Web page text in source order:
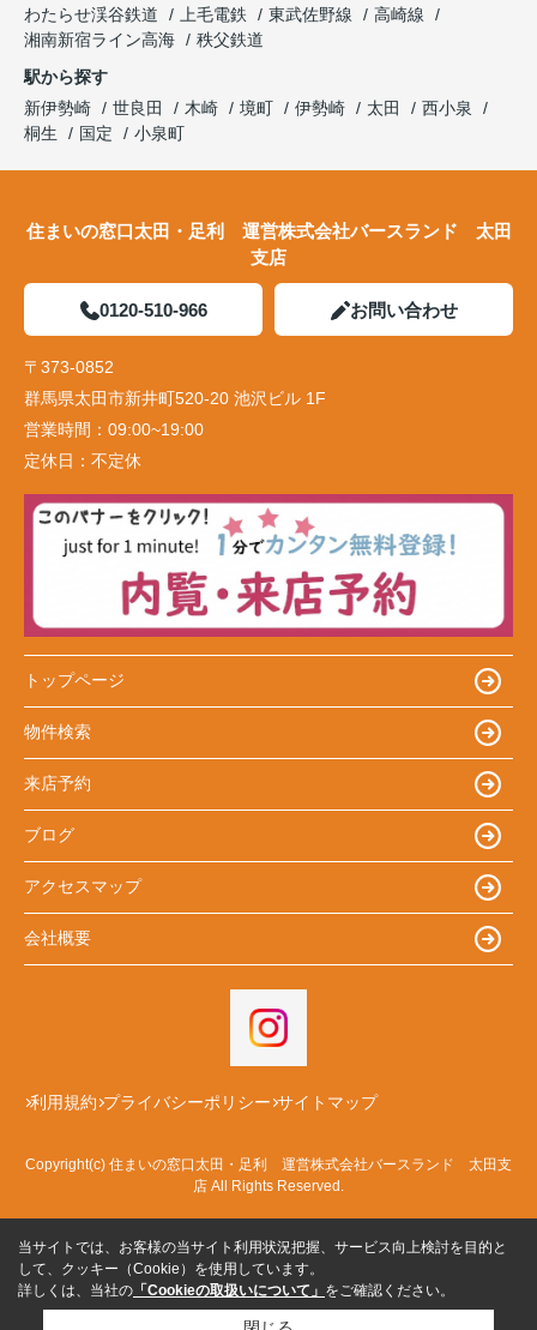
わたらせ渓谷鉄道
上毛電鉄 東武佐野線
高崎線
湘南新宿ライン高海
秩父鉄道
駅から探す
新伊勢崎
世良田 木崎 境町 伊勢崎 太田
西小泉
桐生
国定 小泉町
住まいの窓口太田・足利 運営株式会社バースランド 太田
支店
0120-510-966 お問い合わせ
〒373-0852
群馬県太田市新井町520-20 池沢ビル 1F
営業時間： 09:00~19:00
定休日： 不定休
トップページ
物件検索
来店予約
ブログ
アクセスマップ
会社概要
利用規約 プライバシーポリシー サイトマップ
Copyright(c) 住まいの窓口太田・足利 運営株式会社バースランド 太田支
店 All Rights Reserved.
当サイトでは、お客様の当サイト利用状況把握、サービス向上検討を目的と
して、クッキー（Cookie）を使用しています。
詳しくは、当社の 「Cookieの取扱いについて」 をご確認ください。